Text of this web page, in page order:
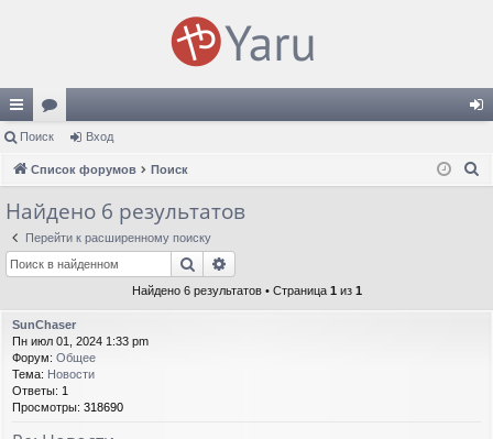
с
ы
лк
и
ор
ум
ы
д
Поиск Вход
Список форумов Поиск
Найдено 6 результатов
Перейти к расширенному поиску
Поиск
Найдено 6 результатов • Страница 1 из 1
SunChaser
Пн июл 01, 2024 1:33 pm
Форум: Общее
Тема: Новости
Ответы: 1
Просмотры: 318690